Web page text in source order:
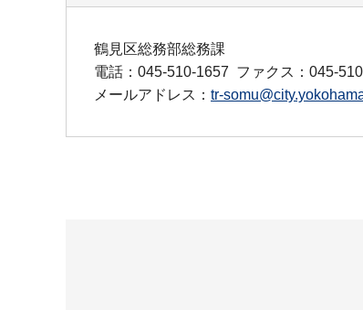
鶴見区総務部総務課
電話：045-510-1657 ファクス：045-
メールアドレス： tr-